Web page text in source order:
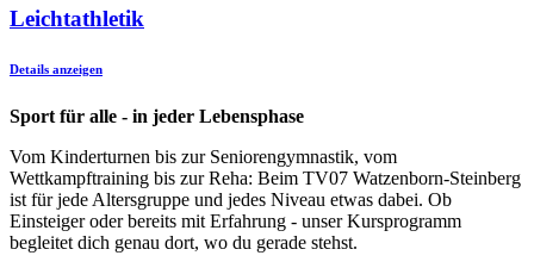
Leichtathletik
Details anzeigen
Sport für alle - in jeder Lebensphase
Vom Kinderturnen bis zur Seniorengymnastik, vom
Wettkampftraining bis zur Reha: Beim TV07 Watzenborn-Steinberg
ist für jede Altersgruppe und jedes Niveau etwas dabei. Ob
Einsteiger oder bereits mit Erfahrung - unser Kursprogramm
begleitet dich genau dort, wo du gerade stehst.